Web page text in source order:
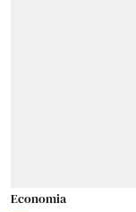
Economia